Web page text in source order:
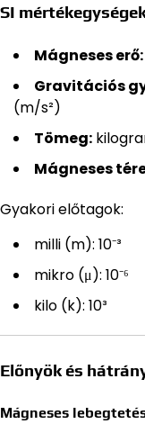
SI
Mágneses erő:
Gravitációs
(m/s²)
Tömeg:
Mágneses
Gyakori előtagok:
milli (m): 10⁻³
mikro (μ): 10⁻⁶
kilo (k): 10³
Előnyök és
Mágneses